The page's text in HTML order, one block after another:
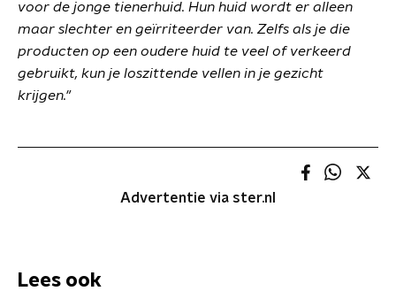
voor de jonge tienerhuid. Hun huid wordt er alleen
maar slechter en geïrriteerder van. Zelfs als je die
producten op een oudere huid te veel of verkeerd
gebruikt, kun je loszittende vellen in je gezicht
krijgen."
Advertentie via ster.nl
Lees ook